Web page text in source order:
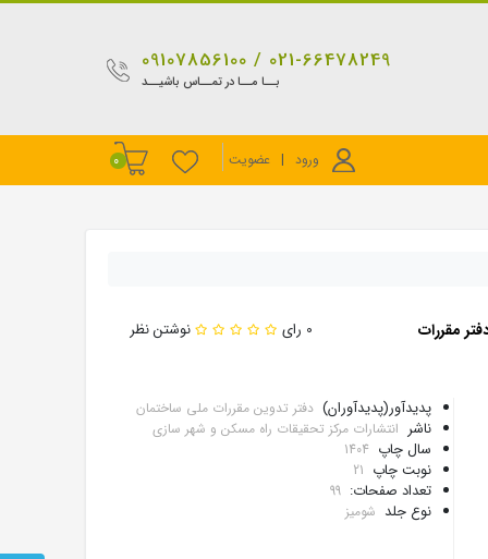
021-66478249 / 09107856100
بــا مــا در تمــاس باشیــد
ورود | عضویت 0
مقررات
0 رای نوشتن نظر
پدیدآور(پدیدآوران) دفتر تدوین مقررات ملی ساختمان
ناشر انتشارات مرکز تحقیقات راه مسکن و شهر سازی
سال چاپ 1404
نوبت چاپ 21
تعداد صفحات: 99
نوع جلد شومیز